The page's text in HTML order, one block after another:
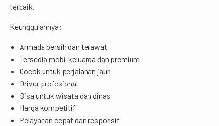
terbaik.
Keunggulannya:
Armada bersih dan terawat
Tersedia mobil keluarga dan premium
Cocok untuk perjalanan jauh
Driver profesional
Bisa untuk wisata dan dinas
Harga kompetitif
Pelayanan cepat dan responsif